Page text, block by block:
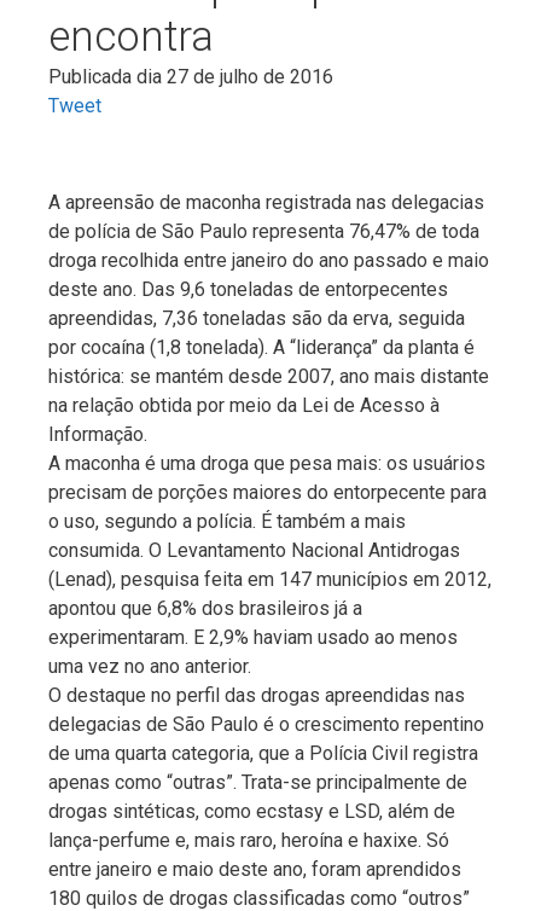
encontra
Publicada dia 27 de julho de 2016
Tweet
A apreensão de maconha registrada nas delegacias
de polícia de São Paulo representa 76,47% de toda
droga recolhida entre janeiro do ano passado e maio
deste ano. Das 9,6 toneladas de entorpecentes
apreendidas, 7,36 toneladas são da erva, seguida
por cocaína (1,8 tonelada). A “liderança” da planta é
histórica: se mantém desde 2007, ano mais distante
na relação obtida por meio da Lei de Acesso à
Informação.
A maconha é uma droga que pesa mais: os usuários
precisam de porções maiores do entorpecente para
o uso, segundo a polícia. É também a mais
consumida. O Levantamento Nacional Antidrogas
(Lenad), pesquisa feita em 147 municípios em 2012,
apontou que 6,8% dos brasileiros já a
experimentaram. E 2,9% haviam usado ao menos
uma vez no ano anterior.
O destaque no perfil das drogas apreendidas nas
delegacias de São Paulo é o crescimento repentino
de uma quarta categoria, que a Polícia Civil registra
apenas como “outras”. Trata-se principalmente de
drogas sintéticas, como ecstasy e LSD, além de
lança-perfume e, mais raro, heroína e haxixe. Só
entre janeiro e maio deste ano, foram aprendidos
180 quilos de drogas classificadas como “outros”